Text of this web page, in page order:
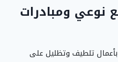
نوعي ومبادرات
تلطيف وتظليل على